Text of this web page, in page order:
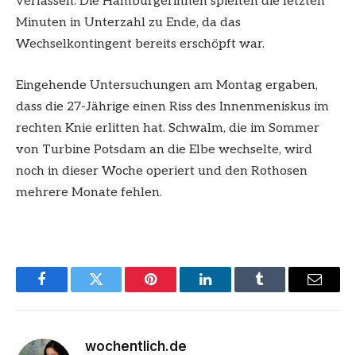
Minuten in Unterzahl zu Ende, da das
Wechselkontingent bereits erschöpft war.
Eingehende Untersuchungen am Montag ergaben,
dass die 27-Jährige einen Riss des Innenmeniskus im
rechten Knie erlitten hat. Schwalm, die im Sommer
von Turbine Potsdam an die Elbe wechselte, wird
noch in dieser Woche operiert und den Rothosen
mehrere Monate fehlen.
FacebookTwitter Pinterest LinkedInTumblr Email
wochentlich.de